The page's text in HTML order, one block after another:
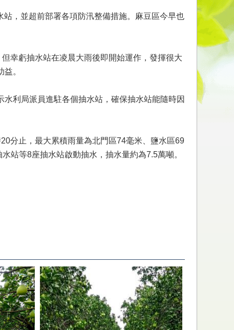
，並超前部署各項防汛整備措施。麻豆區今早也
幸虧抽水站在凌晨大雨後即開始運作，發揮很大
。
利局派員進駐各個抽水站，確保抽水站能隨時因
分止，最大累積雨量為北門區74毫米、鹽水區69
站等8座抽水站啟動抽水，抽水量約為7.5萬噸。